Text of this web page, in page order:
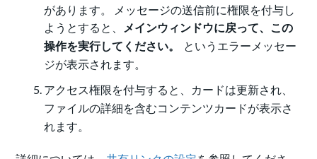
があります。 メッセージの送信前に権限を付与し
ようとすると、 メインウィンドウに戻って、この
操作を実行してください。
というエラーメッセー
ジが表示されます。
アクセス権限を付与すると、カードは更新され、
ファイルの詳細を含むコンテンツカードが表示さ
れます。